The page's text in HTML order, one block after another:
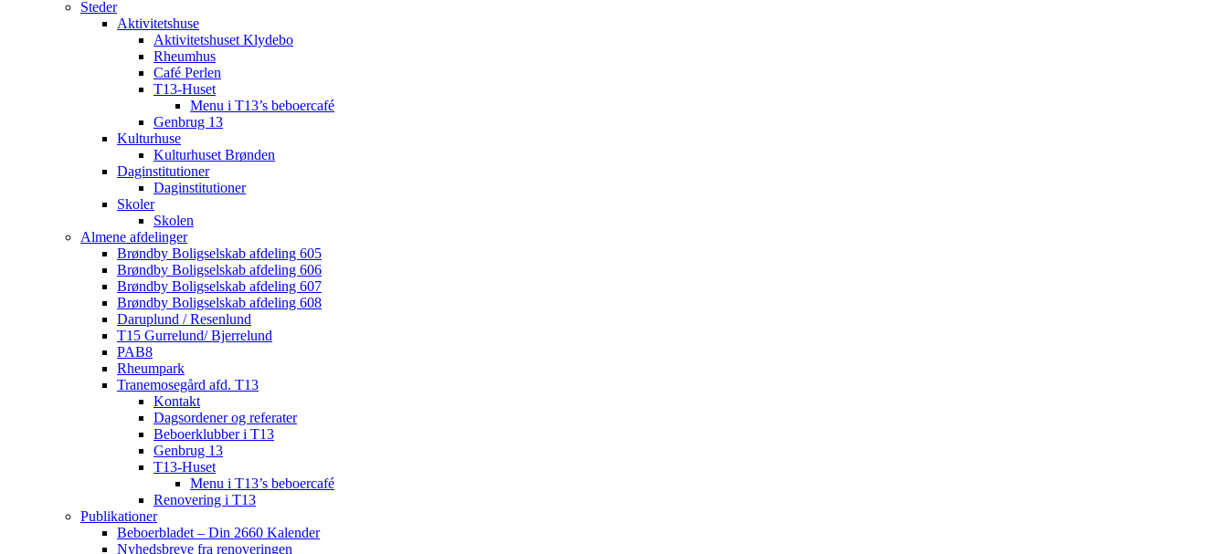
Steder
Aktivitetshuse
Aktivitetshuset Klydebo
Rheumhus
Café Perlen
T13-Huset
Menu i T13’s beboercafé
Genbrug 13
Kulturhuse
Kulturhuset Brønden
Daginstitutioner
Daginstitutioner
Skoler
Skolen
Almene afdelinger
Brøndby Boligselskab afdeling 605
Brøndby Boligselskab afdeling 606
Brøndby Boligselskab afdeling 607
Brøndby Boligselskab afdeling 608
Daruplund / Resenlund
T15 Gurrelund/ Bjerrelund
PAB8
Rheumpark
Tranemosegård afd. T13
Kontakt
Dagsordener og referater
Beboerklubber i T13
Genbrug 13
T13-Huset
Menu i T13’s beboercafé
Renovering i T13
Publikationer
Beboerbladet – Din 2660 Kalender
Nyhedsbreve fra renoveringen